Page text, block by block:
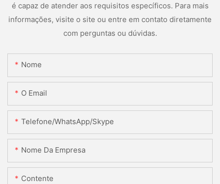
é capaz de atender aos requisitos específicos. Para mais
informações, visite o site ou entre em contato diretamente
com perguntas ou dúvidas.
Nome
O Email
Telefone/WhatsApp/Skype
Nome Da Empresa
Contente